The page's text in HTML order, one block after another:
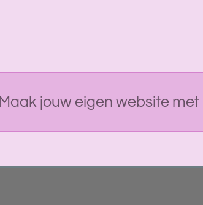
Maak jouw eigen website met